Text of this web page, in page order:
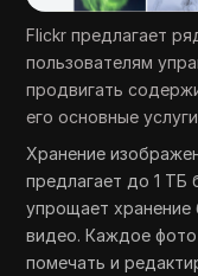
Flickr предлагает
пользователям
продвигать
его основные
Хранение
предлагает до 1 ТБ
упрощает хранение
видео. Каждое
помечать и